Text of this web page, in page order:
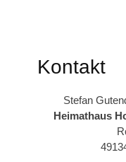
Kontakt
Stefan
Heimathaus